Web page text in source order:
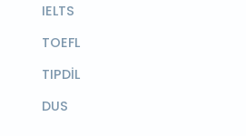
IELTS
TOEFL
TIPDİL
DUS